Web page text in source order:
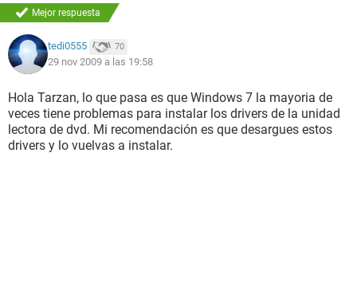
Mejor respuesta
tedi0555 70
29 nov 2009 a las 19:58
Hola Tarzan, lo que pasa es que Windows 7 la mayoria de
veces tiene problemas para instalar los drivers de la unidad
lectora de dvd. Mi recomendación es que desargues estos
drivers y lo vuelvas a instalar.